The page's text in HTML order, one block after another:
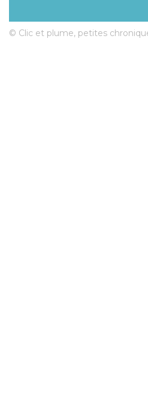
© Clic et plume, petites